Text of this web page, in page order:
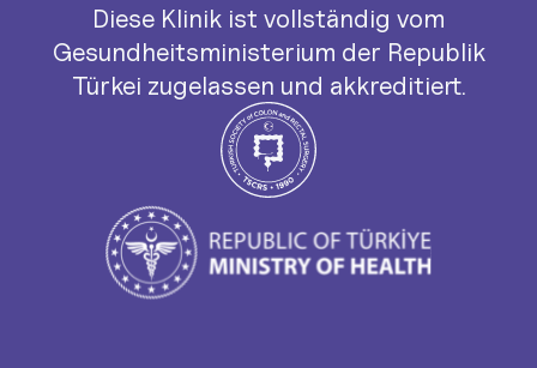
Diese Klinik ist vollständig vom
Gesundheitsministerium der Republik
Türkei zugelassen und akkreditiert.